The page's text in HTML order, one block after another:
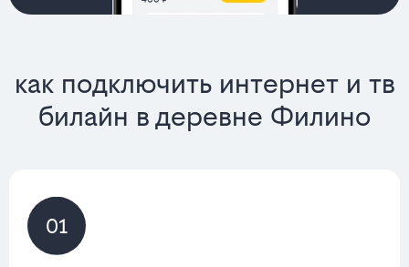
как подключить интернет и тв
билайн в деревне Филино
01